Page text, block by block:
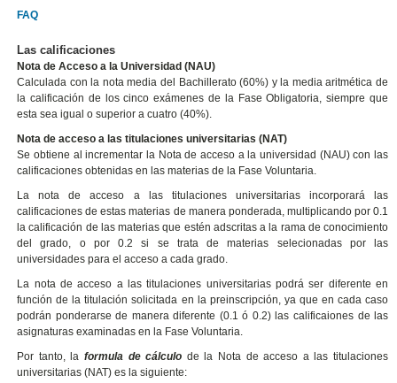
FAQ
Las calificaciones
Nota de Acceso a la Universidad (NAU)
Calculada con la nota media del Bachillerato (60%) y la media aritmética de
la calificación de los cinco exámenes de la Fase Obligatoria, siempre que
esta sea igual o superior a cuatro (40%).
Nota de acceso a las titulaciones universitarias (NAT)
Se obtiene al incrementar la Nota de acceso a la universidad (NAU) con las
calificaciones obtenidas en las materias de la Fase Voluntaria.
La nota de acceso a las titulaciones universitarias incorporará las
calificaciones de estas materias de manera ponderada, multiplicando por 0.1
la calificación de las materias que estén adscritas a la rama de conocimiento
del grado, o por 0.2 si se trata de materias selecionadas por las
universidades para el acceso a cada grado.
La nota de acceso a las titulaciones universitarias podrá ser diferente en
función de la titulación solicitada en la preinscripción, ya que en cada caso
podrán ponderarse de manera diferente (0.1 ó 0.2) las calificaiones de las
asignaturas examinadas en la Fase Voluntaria.
Por tanto, laformula de cálculo de la Nota de acceso a las titulaciones
universitarias (NAT) es la siguiente: